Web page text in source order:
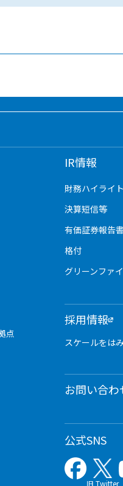
点
IR情報
財務ハイライト
決算短信等
有価証券報告
格付
グリーンファ
採用情報
スケールをはみ
お問い合わ
公式SNS
旧 Twitter